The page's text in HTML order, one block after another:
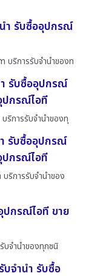
ำ รับซื้ออุปกรณ์
บริการรับจำนำของท
รับซื้ออุปกรณ์
ปกรณ์ไอที
ริการรับจำนำของทุ
รับซื้ออุปกรณ์
ปกรณ์ไอที
ริการรับจำนำของ
ปกรณ์ไอที ขาย
บจำนำของทุกชนิ
จำนำ รับซื้อ